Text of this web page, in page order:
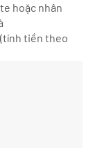
hoặc nhân
tiền theo